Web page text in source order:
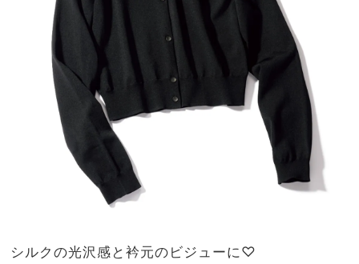
シルクの光沢感と衿元のビジューに♡